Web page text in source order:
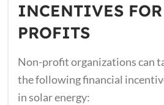
INCENTIVES
PROFITS
Non-profit organizations can
the following financial
in solar energy: